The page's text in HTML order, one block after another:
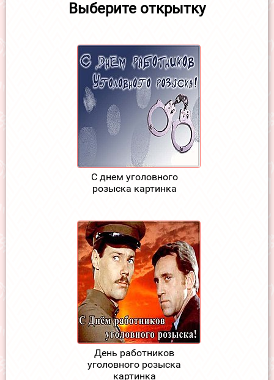
Выберите открытку
С днем уголовного
розыска картинка
День работников
уголовного розыска
картинка